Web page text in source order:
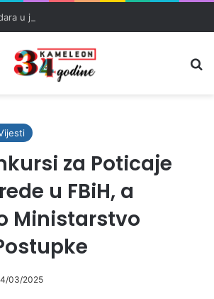
za Poticaje
u FBiH, a
Ministarstvo
03/2025